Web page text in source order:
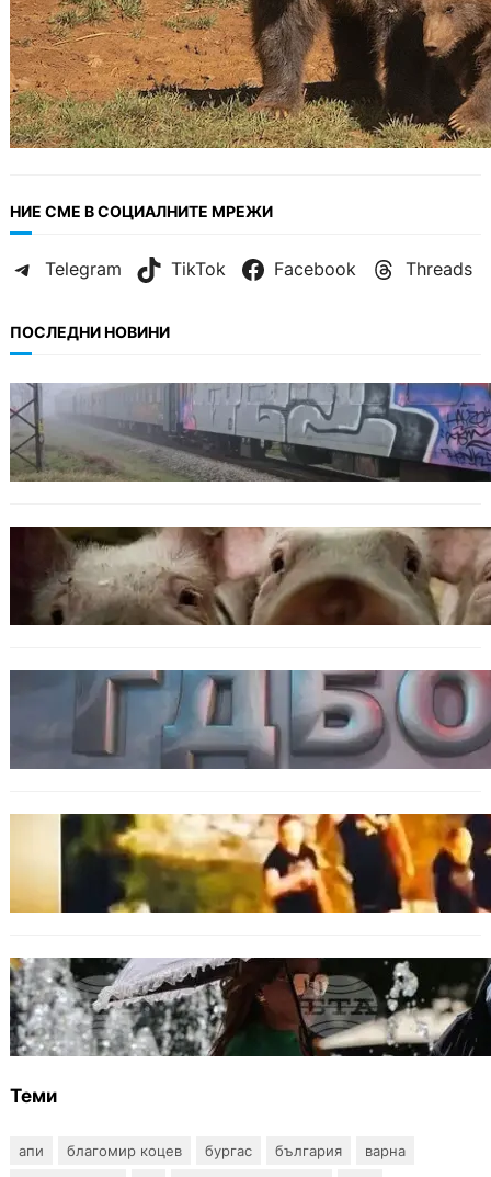
НИЕ СМЕ В СОЦИАЛНИТЕ МРЕЖИ
Telegram TikTok Facebook Threads
ПОСЛЕДНИ НОВИНИ
ОБЩЕСТВО
Бързият влак София – Варна блъсна и уби
жена край гара Бутово
БЪЛГАРИЯ
БАБХ регистрира огнище на африканска
чума по свинете в стопанство край Варна
БЪЛГАРИЯ
Наркобарон с мрежа от 14 нелегални
лаборатории е задържан у нас
ОБЩЕСТВО
Скандалът в Банско: Имало ли е
провокация от италианските младежи
преди нацистките нападки?
БЕЗ КАТЕГОРИЯ
Жега до 37°: НИМХ обяви оранжев и жълт
код за опасно време
Теми
апи благомир коцев бургас българия
варна